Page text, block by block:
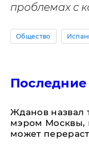
проблемах с
Общество
Последние
Жданов назвал
мэром Москвы,
может